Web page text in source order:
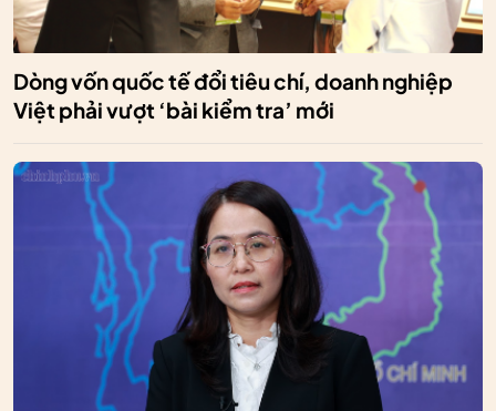
Dòng vốn quốc tế đổi tiêu chí, doanh nghiệp
Việt phải vượt ‘bài kiểm tra’ mới